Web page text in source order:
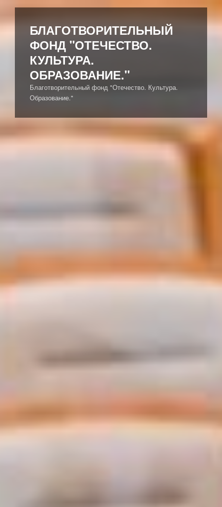
Перейти
содержимомуБЛАГОТВОРИТЕЛЬНЫЙ
ФОНД "ОТЕЧЕСТВО.
КУЛЬТУРА.
ОБРАЗОВАНИЕ."
Благотворительный фонд "Отечество. Культура.
Образование."